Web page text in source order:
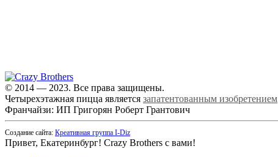
© 2014 — 2023. Все права защищены.
Четырехэтажная пицца является запатентованным изобретением
Франчайзи: ИП Григорян Роберт Грантович
Создание сайта: Креативная группа I-Diz
Привет, Екатеринбург! Crazy Brothers с вами!